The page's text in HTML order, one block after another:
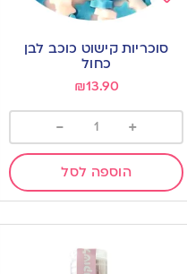
סוכריות קישוט כוכב לבן
כחול
₪13.90
+
-
הוספה לסל